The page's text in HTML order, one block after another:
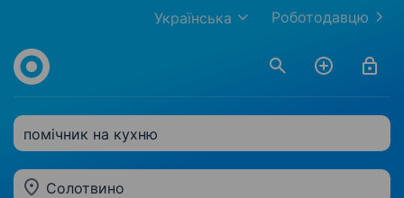
Роботодавцю
Українська
помічник на кухню
Солотвино